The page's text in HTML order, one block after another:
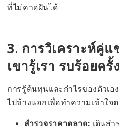
ที่ไม่คาดฝันได้
3. การวิเคราะห์คู่
เขารู้เรา รบร้อยค
การรู้ต้นทุนและกำไรของตัวเ
ไปข้างนอกเพื่อทำความเข้าใจ
สำรวจราคาตลาด: เดินสำ